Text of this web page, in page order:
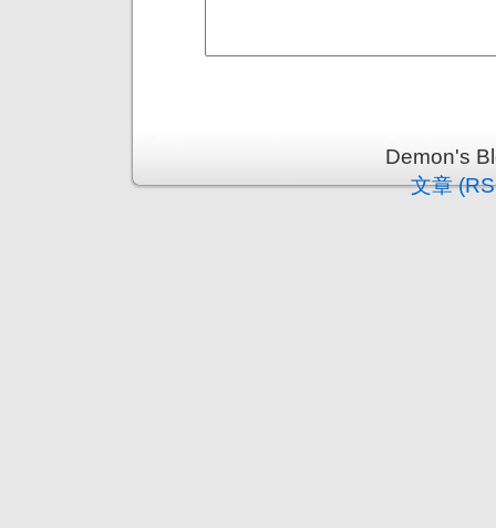
Demon's
文章